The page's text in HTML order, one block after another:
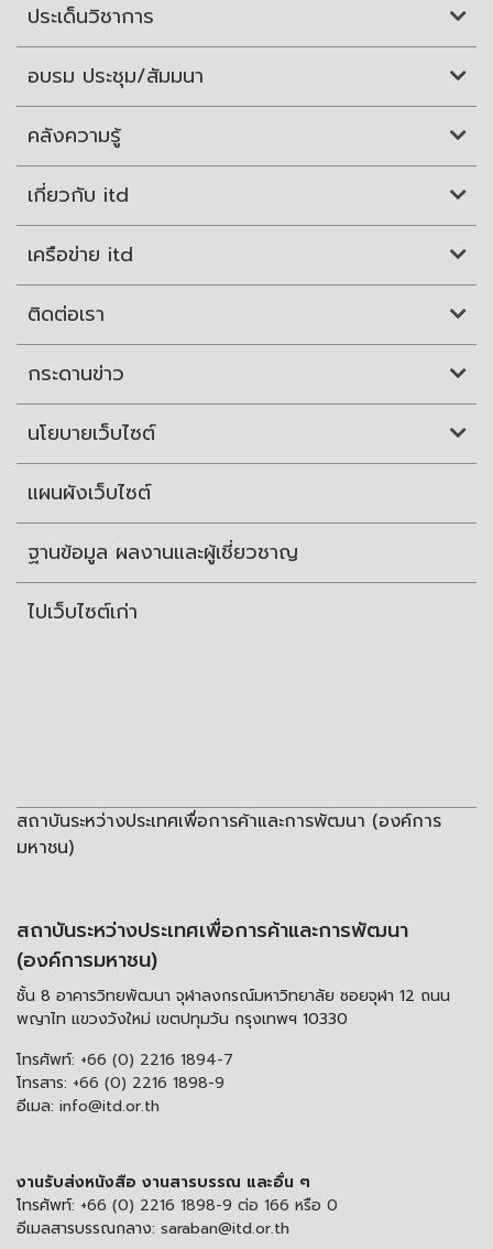
ประเด็นวิชาการ
อบรม ประชุม/สัมมนา
คลังความรู้
เกี่ยวกับ itd
เครือข่าย itd
ติดต่อเรา
กระดานข่าว
นโยบายเว็บไซต์
แผนผังเว็บไซต์
ฐานข้อมูล ผลงานและผู้เชี่ยวชาญ
ไปเว็บไซต์เก่า
สถาบันระหว่างประเทศเพื่อการค้าและการพัฒนา (องค์การ
มหาชน)
สถาบันระหว่างประเทศเพื่อการค้าและการพัฒนา
(องค์การมหาชน)
ชั้น 8 อาคารวิทยพัฒนา จุฬาลงกรณ์มหาวิทยาลัย ซอยจุฬา 12 ถนน
พญาไท แขวงวังใหม่ เขตปทุมวัน กรุงเทพฯ 10330
โทรศัพท์: +66 (0) 2216 1894-7
โทรสาร: +66 (0) 2216 1898-9
อีเมล: info@itd.or.th
งานรับส่งหนังสือ งานสารบรรณ และอื่น ๆ
โทรศัพท์: +66 (0) 2216 1898-9 ต่อ 166 หรือ 0
อีเมลสารบรรณกลาง: saraban@itd.or.th